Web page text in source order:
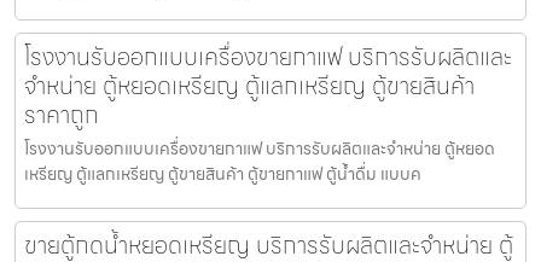
โรงงานรับออกแบบเครื่องขายกาแฟ บริการรับผลิตและ
จำหน่าย ตู้หยอดเหรียญ ตู้แลกเหรียญ ตู้ขายสินค้า
ราคาถูก
โรงงานรับออกแบบเครื่องขายกาแฟ บริการรับผลิตและจำหน่าย ตู้หยอด
เหรียญ ตู้แลกเหรียญ ตู้ขายสินค้า ตู้ขายกาแฟ ตู้น้ำดื่ม แบบค
ขายตู้กดน้ำ​หยอดเหรียญ บริการรับผลิตและจำหน่าย ตู้